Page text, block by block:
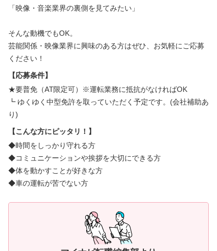
「映像・音楽業界の裏側を見てみたい」
そんな動機でもOK。
芸能関係・映像業界に興味のある方はぜひ、お気軽にご応募
ください！
【応募条件】
★要普免（AT限定可）※運転業務に抵抗がなければOK
┗ ゆくゆく中型免許を取っていただく予定です。(会社補助あ
り)
【こんな方にピッタリ！】
◆時間をしっかり守れる方
◆コミュニケーションや挨拶を大切にできる方
◆体を動かすことが好きな方
◆車の運転が苦でない方